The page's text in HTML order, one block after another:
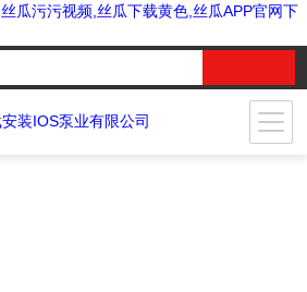
瓜污污视频,丝瓜下载黄色,丝瓜APP官网下